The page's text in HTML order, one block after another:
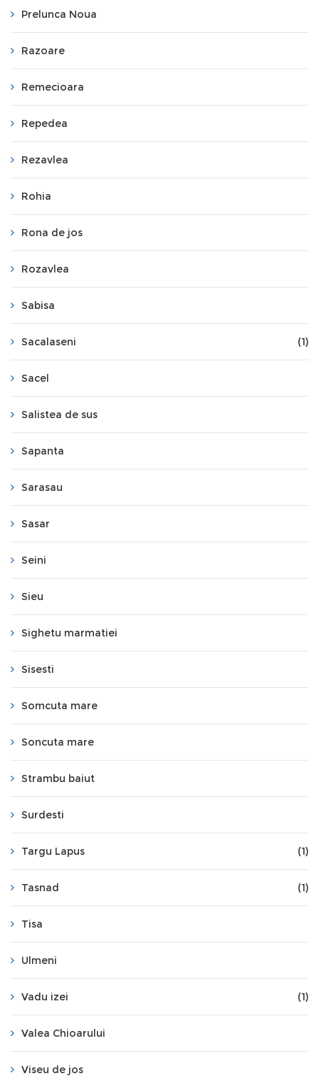
Prelunca Noua
Razoare
Remecioara
Repedea
Rezavlea
Rohia
Rona de jos
Rozavlea
Sabisa
Sacalaseni (1)
Sacel
Salistea de sus
Sapanta
Sarasau
Sasar
Seini
Sieu
Sighetu marmatiei
Sisesti
Somcuta mare
Soncuta mare
Strambu baiut
Surdesti
Targu Lapus (1)
Tasnad (1)
Tisa
Ulmeni
Vadu izei (1)
Valea Chioarului
Viseu de jos